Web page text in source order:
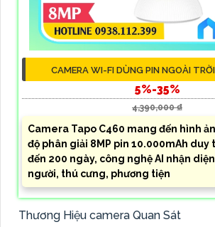
CAMERA WI-FI DÙNG PIN NGOÀI
5%-35%
4,390,000 ₫
Camera Tapo C460 mang đến hình
độ phân giải 8MP pin 10.000mAh duy
đến 200 ngày, công nghệ AI nhận
người, thú cưng, phương tiện
Thương Hiệu camera Quan Sát